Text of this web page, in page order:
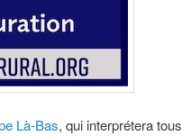
Là-Bas, qui interprétera tous